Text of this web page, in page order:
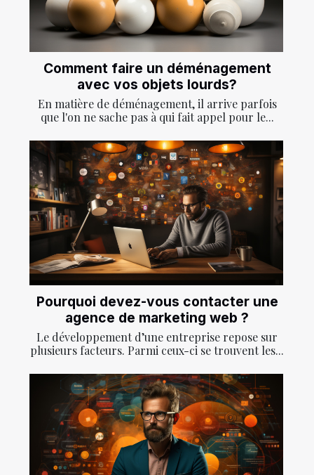
Comment faire un déménagement
avec vos objets lourds?
En matière de déménagement, il arrive parfois
que l'on ne sache pas à qui fait appel pour le...
Pourquoi devez-vous contacter une
agence de marketing web ?
Le développement d’une entreprise repose sur
plusieurs facteurs. Parmi ceux-ci se trouvent les...